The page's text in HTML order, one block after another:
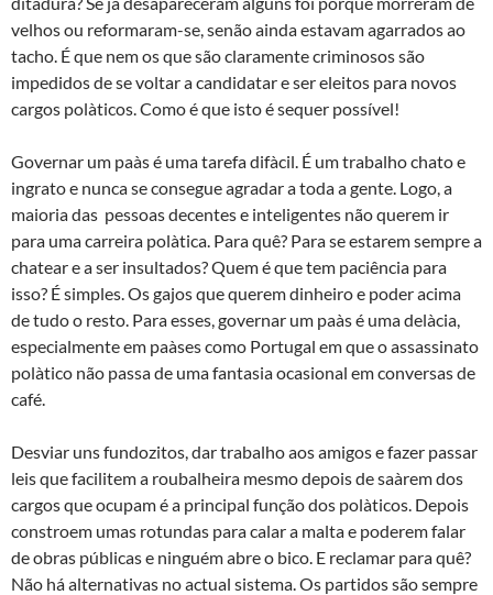
velhos ou reformaram-se, senão ainda estavam agarrados ao
tacho. É que nem os que são claramente criminosos são
impedidos de se voltar a candidatar e ser eleitos para novos
cargos polà­ticos. Como é que isto é sequer possível!
Governar um paà­s é uma tarefa difà­cil. É um trabalho chato e
ingrato e nunca se consegue agradar a toda a gente. Logo, a
maioria das pessoas decentes e inteligentes não querem ir
para uma carreira polà­tica. Para quê? Para se estarem sempre a
chatear e a ser insultados? Quem é que tem paciência para
isso? É simples. Os gajos que querem dinheiro e poder acima
de tudo o resto. Para esses, governar um paà­s é uma delà­cia,
especialmente em paà­ses como Portugal em que o assassinato
polà­tico não passa de uma fantasia ocasional em conversas de
café.
Desviar uns fundozitos, dar trabalho aos amigos e fazer passar
leis que facilitem a roubalheira mesmo depois de saà­rem dos
cargos que ocupam é a principal função dos polà­ticos. Depois
constroem umas rotundas para calar a malta e poderem falar
de obras públicas e ninguém abre o bico. E reclamar para quê?
Não há alternativas no actual sistema. Os partidos são sempre